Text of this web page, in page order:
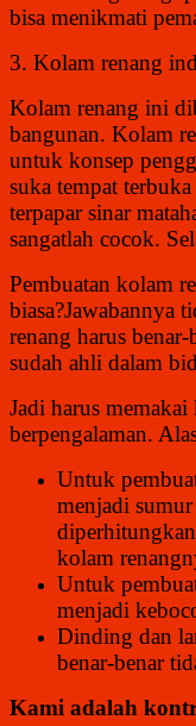
bisa menikmati
3. Kolam renang
Kolam renang ini
bangunan. Kolam
untuk konsep
suka tempat
terpapar sinar
sangatlah cocok.
Pembuatan kolam
biasa?Jawabannya
renang harus
sudah ahli dalam
Jadi harus
berpengalaman.
Untuk
menjadi
kolam
Untuk
menjadi
Dinding dan
benar-benar
Kami adalah